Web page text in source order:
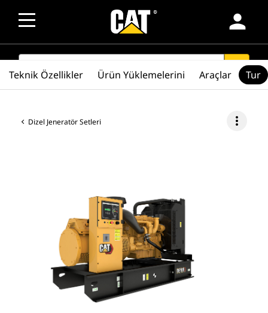
person
SEARCH search
Dizel Jeneratör Setleri more_vert
Teknik Özellikler Ürün Yüklemelerini Araçlar Tur